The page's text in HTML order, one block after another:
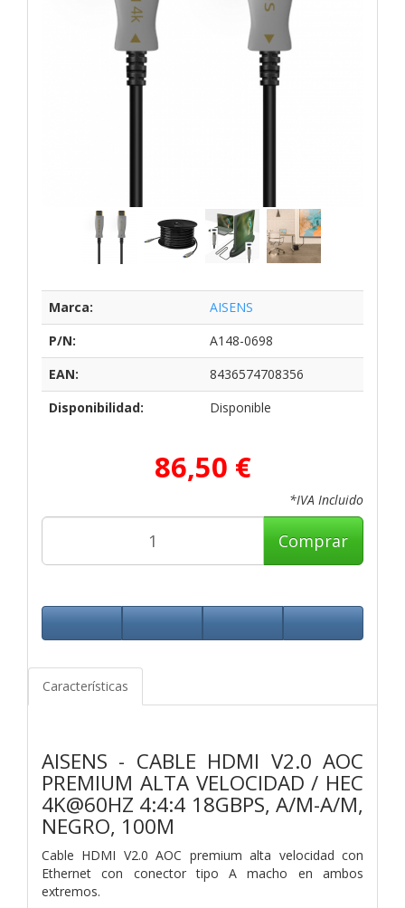
Marca:
AISENS
P/N:
A148-0698
EAN:
8436574708356
Disponibilidad:
Disponible
86,50 €
*IVA Incluido
Comprar
Características
AISENS - CABLE HDMI V2.0 AOC
PREMIUM ALTA VELOCIDAD / HEC
4K@60HZ 4:4:4 18GBPS, A/M-A/M,
NEGRO, 100M
Cable HDMI V2.0 AOC premium alta velocidad con
Ethernet con conector tipo A macho en ambos
extremos.